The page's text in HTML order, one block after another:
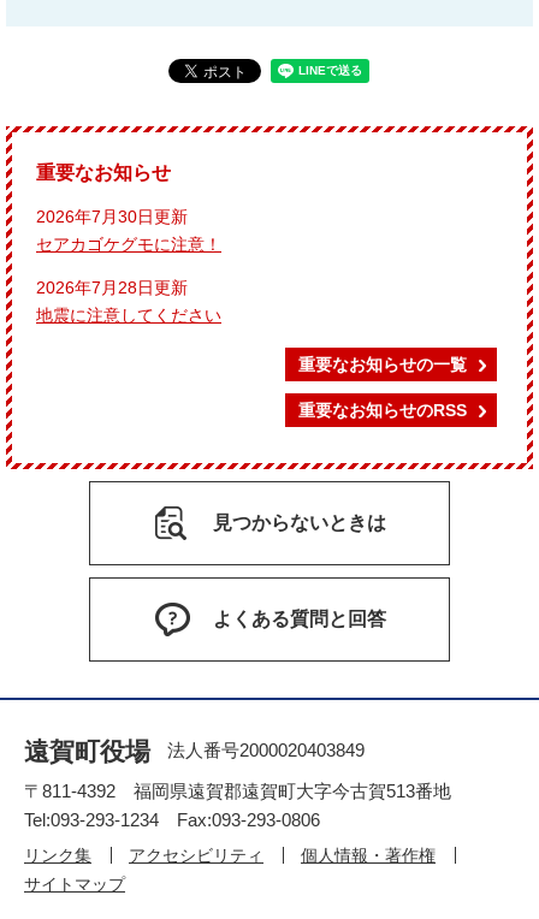
重要なお知らせ
2026年7月30日更新
セアカゴケグモに注意！
2026年7月28日更新
地震に注意してください
重要なお知らせの一覧
重要なお知らせのRSS
見つからないときは
よくある質問と回答
遠賀町役場
法人番号2000020403849
〒811-4392 福岡県遠賀郡遠賀町大字今古賀513番地
Tel:093-293-1234 Fax:093-293-0806
リンク集 アクセシビリティ
個人情報・著作権
サイトマップ